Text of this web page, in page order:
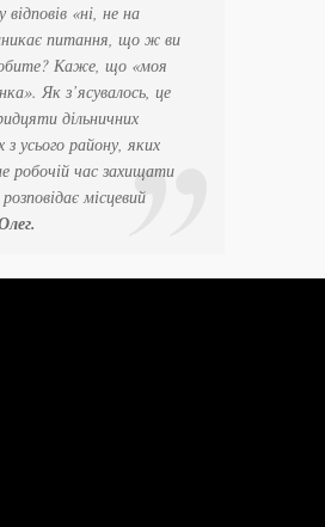
«ні, не на
питання, що ж ви
Каже, що «моя
Як з’ясувалось, це
дільничних
з усього району, яких
робочій час захищати
місцевий